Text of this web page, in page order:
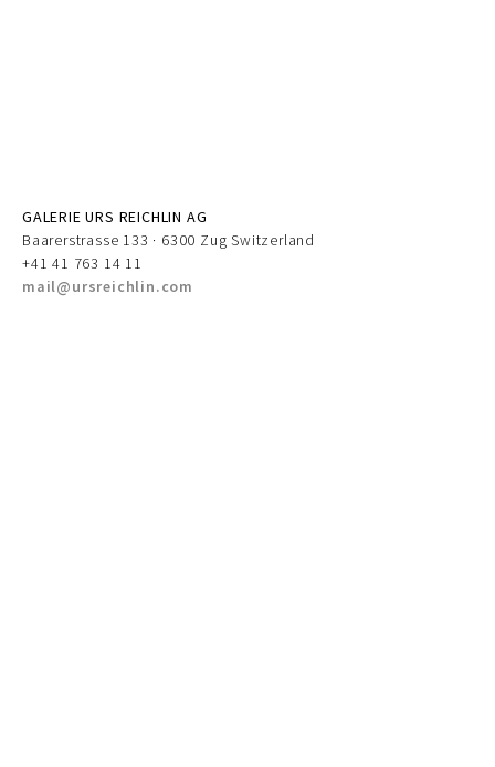
GALERIE URS REICHLIN AG
Baarerstrasse 133 · 6300 Zug Switzerland
+41 41 763 14 11
mail@ursreichlin.com